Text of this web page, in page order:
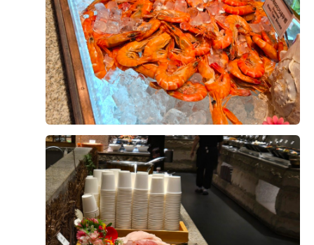
예식이 얼마 남지 않은 시점에서 웨딩홀 분위기와 연회장
까지 다시 둘러보니 결혼이 정말 실감 나더라고요. 두 달
뒤 이곳에서 소중한 분들을 모시고 식을 올린다고 생각하
니 설레기도 하고 긴장도 됐어요.
웨딩그룹위더스 영등포에서 예식을 준비하고 계신 예신,
예랑분들이라면 꼭 시식해보시는 걸 추천드려요. 직접 맛
을 보고 나면 훨씬 안심도 되고, 하객분들께 자신 있게 식
사를 추천할 수 있을 것 같아요. 개인적으로는 양갈비와
회는 꼭 드셔보셨으면 좋겠습니다. 정말 만족스러웠던 웨
딩홀 시식 후기였습니다. ??
족하지 않도록 수시로 확인해 주셔서 편안하게 식사할 수
있었습니다.
직접 시식해 보니 하객분들께 무리 없이 만족스러운 식사
를 대접할 수 있을 것 같아 안심이 되었습니다. 음식 구성
과 맛, 서비스까지 전체적으로 고르게 잘 준비된 시식이
었습니다.
후기가 도움이 되었나요? 0
윤지훈, 이슬기 2026-08-02 2명 읽음
본식 한달 반 전 시식에 다녀왔는데 생각보다 만족스러웠
지 전반적으로 맛이 좋았습니다.
특히 스테이크가 안질기고 부드러워서 세번이나 먹었네
요..^^ 거기다 보쌈 묵은지는 팔면 사고싶을정도로.. 메인
외에도 사이드 하나하나에도 신경쓴 모습이 보여서 하객
분들도 식사만큼은 만족하시겠다는 생각이 들었습니다.
더 보기